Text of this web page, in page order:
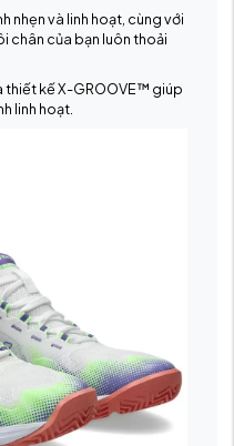
nhẹn và linh hoạt, cùng với
chân của bạn luôn thoải
thiết kế X-GROOVE™ giúp
linh hoạt.